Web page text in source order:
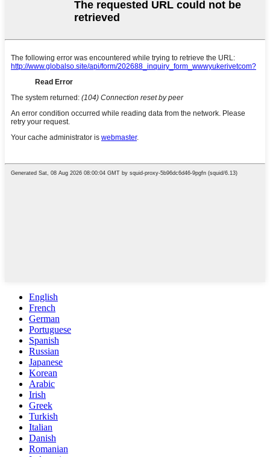
English
French
German
Portuguese
Spanish
Russian
Japanese
Korean
Arabic
Irish
Greek
Turkish
Italian
Danish
Romanian